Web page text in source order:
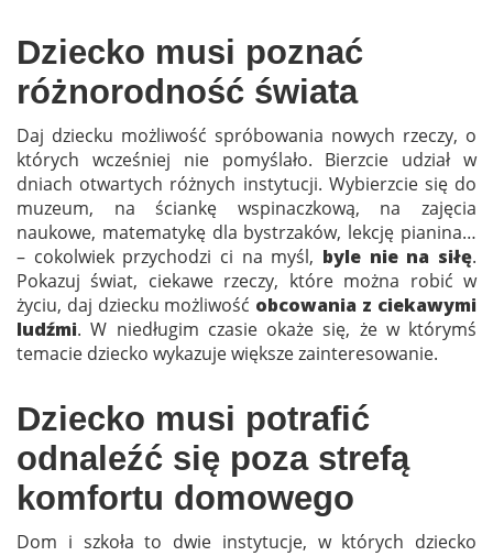
Dziecko musi poznać
różnorodność świata
Daj dziecku możliwość spróbowania nowych rzeczy, o
których wcześniej nie pomyślało. Bierzcie udział w
dniach otwartych różnych instytucji. Wybierzcie się do
muzeum, na ściankę wspinaczkową, na zajęcia
naukowe, matematykę dla bystrzaków, lekcję pianina…
– cokolwiek przychodzi ci na myśl, byle nie na siłę.
Pokazuj świat, ciekawe rzeczy, które można robić w
życiu, daj dziecku możliwość obcowania z ciekawymi
ludźmi. W niedługim czasie okaże się, że w którymś
temacie dziecko wykazuje większe zainteresowanie.
Dziecko musi potrafić
odnaleźć się poza strefą
komfortu domowego
Dom i szkoła to dwie instytucje, w których dziecko